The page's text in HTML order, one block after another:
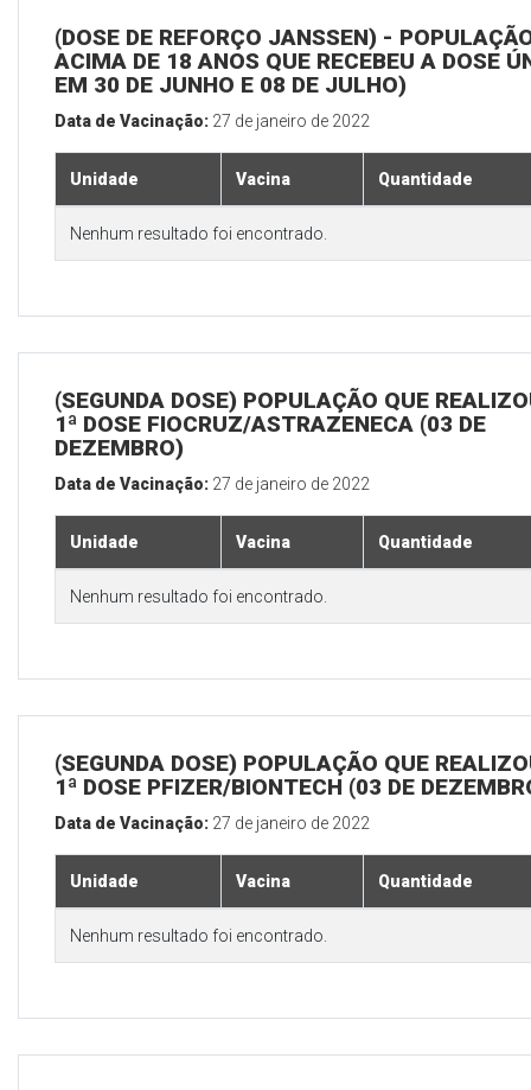
(DOSE DE REFORÇO JANSSEN) -
ACIMA DE 18 ANOS QUE RECEBEU A DOSE
EM 30 DE JUNHO E 08 DE JULHO)
Data de Vacinação: 27 de janeiro de 2022
Unidade Vacina Quantidade
Nenhum resultado foi encontrado.
(SEGUNDA DOSE) POPULAÇÃO QUE
1ª DOSE FIOCRUZ/ASTRAZENECA (03 DE
DEZEMBRO)
Data de Vacinação: 27 de janeiro de 2022
Unidade Vacina Quantidade
Nenhum resultado foi encontrado.
(SEGUNDA DOSE) POPULAÇÃO QUE
1ª DOSE PFIZER/BIONTECH (03 DE
Data de Vacinação: 27 de janeiro de 2022
Unidade Vacina Quantidade
Nenhum resultado foi encontrado.